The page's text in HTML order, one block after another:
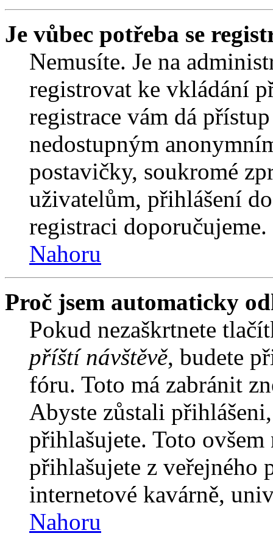
Je vůbec potřeba se
Nemusíte. Je na
registrovat ke vkládání
registrace vám dá
nedostupným
postavičky, soukromé
uživatelům, přihlášení
registraci
Nahoru
Proč jsem automaticky
Pokud nezaškrtnete
příští návštěvě, budete
fóru. Toto má zabránit
Abyste zůstali
přihlašujete. Toto
přihlašujete z veřejného
internetové kavárně,
Nahoru